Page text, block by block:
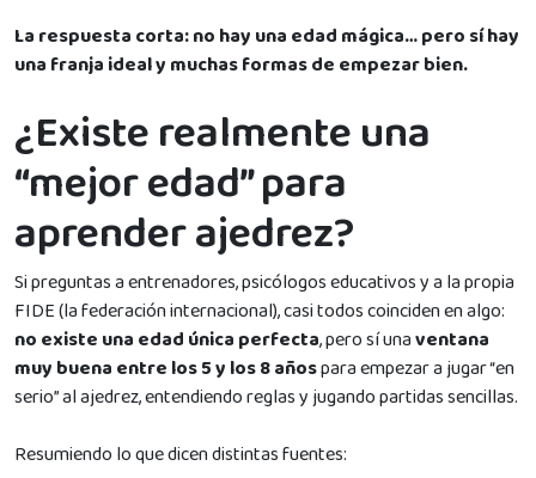
La respuesta corta: no hay una edad mágica… pero sí hay
una franja ideal y muchas formas de empezar bien.
¿Existe realmente una
“mejor edad” para
aprender ajedrez?
Si preguntas a entrenadores, psicólogos educativos y a la propia
FIDE (la federación internacional), casi todos coinciden en algo:
no existe una edad única perfecta, pero sí unaventana
muy buena entre los 5 y los 8 añospara empezar a jugar “en
serio” al ajedrez, entendiendo reglas y jugando partidas sencillas.
Resumiendo lo que dicen distintas fuentes: